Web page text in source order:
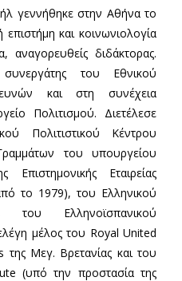
γεννήθηκε στην Αθήνα το
και κοινωνιολογία
αναγορευθείς διδάκτορας.
συνεργάτης του Εθνικού
και στη συνέχεια
Πολιτισμού. Διετέλεσε
Πολιτιστικού Κέντρου
του υπουργείου
Εταιρείας
το 1979), του Ελληνικού
του Ελληνοϊσπανικού
μέλος του Royal United
Μεγ. Βρετανίας και του
(υπό την προστασία της